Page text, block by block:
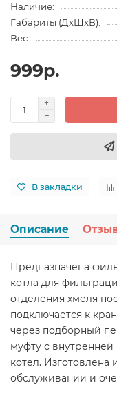
Наличие:
Габариты (ДхШхВ):
Вес:
999р.
В закладки
Описание
Предназначена
котла для
отделения хмеля
подключается к
через подборный
муфту с внутренней
котел.
обслуживании и